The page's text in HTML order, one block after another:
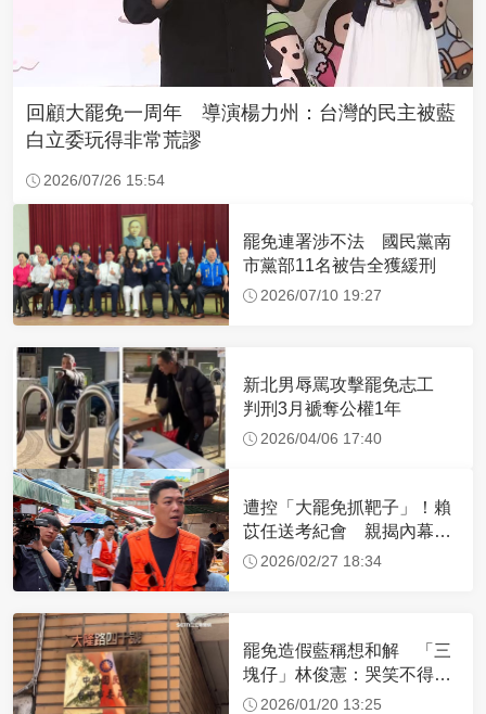
回顧大罷免一周年 導演楊力州：台灣的民主被藍
白立委玩得非常荒謬
2026/07/26 15:54
罷免連署涉不法 國民黨南
市黨部11名被告全獲緩刑
2026/07/10 19:27
新北男辱罵攻擊罷免志工
判刑3月褫奪公權1年
2026/04/06 17:40
遭控「大罷免抓靶子」！賴
苡任送考紀會 親揭內幕：
我只說這5字
2026/02/27 18:34
罷免造假藍稱想和解 「三
塊仔」林俊憲：哭笑不得！
跨越紅線難善了
2026/01/20 13:25